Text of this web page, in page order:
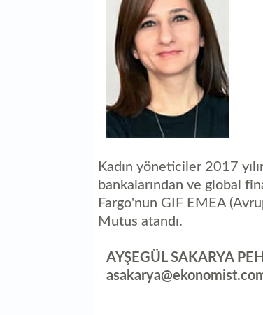
Kadın yöneticiler 2017
bankalarından ve global
Fargo'nun GIF EMEA
Mutus atandı.
AYŞEGÜL SAKARYA